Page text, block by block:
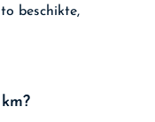
beschikte,